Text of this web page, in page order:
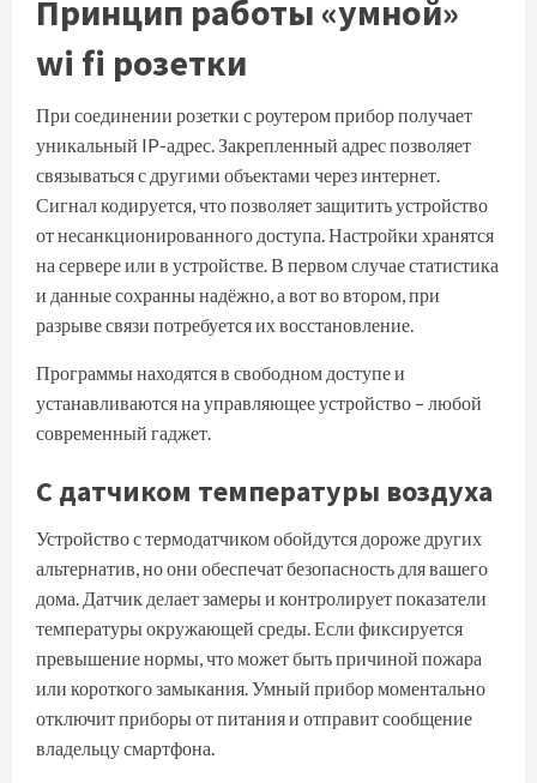
Принцип работы «умной»
wi fi розетки
При соединении розетки с роутером прибор получает
уникальный IP-адрес. Закрепленный адрес позволяет
связываться с другими объектами через интернет.
Сигнал кодируется, что позволяет защитить устройство
от несанкционированного доступа. Настройки хранятся
на сервере или в устройстве. В первом случае статистика
и данные сохранны надёжно, а вот во втором, при
разрыве связи потребуется их восстановление.
Программы находятся в свободном доступе и
устанавливаются на управляющее устройство – любой
современный гаджет.
С датчиком температуры воздуха
Устройство с термодатчиком обойдутся дороже других
альтернатив, но они обеспечат безопасность для вашего
дома. Датчик делает замеры и контролирует показатели
температуры окружающей среды. Если фиксируется
превышение нормы, что может быть причиной пожара
или короткого замыкания. Умный прибор моментально
отключит приборы от питания и отправит сообщение
владельцу смартфона.